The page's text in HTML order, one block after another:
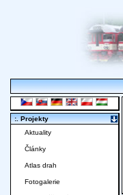
:. Projekty
Aktuality
Články
Atlas drah
Fotogalerie